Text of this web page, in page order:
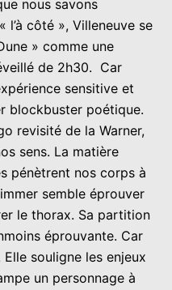
nous savons
l’à côté », Villeneuve se
» comme une
de 2h30. Car
sensitive et
blockbuster poétique.
revisité de la Warner,
sens. La matière
pénètrent nos corps à
semble éprouver
le thorax. Sa partition
éprouvante. Car
souligne les enjeux
un personnage à